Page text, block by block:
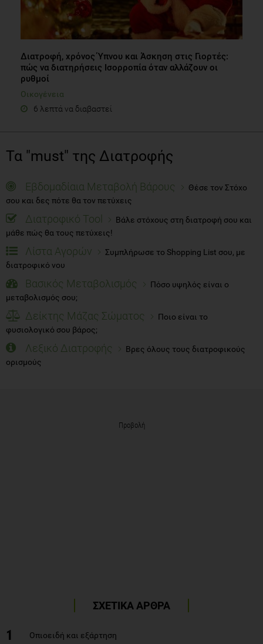
Διατροφή, χρόνος Ύπνου και Άσκηση στις Γιορτές:
πώς να διατηρήσεις Ισορροπία όταν αλλάζουν οι
ρυθμοί
Οικογένεια
6 λεπτά να διαβαστεί
Τα "must" της Διατροφής
Εβδομαδίαια Μεταβολή Βάρους
Θέσε τον Στόχο
σου και δες πότε θα τον πετύχεις
Διατροφικό Tool
Βάλε στόχους στη διατροφή σου και
μάθε πώς θα τους πετύχεις!
Λίστα Αγορών
Συμπλήρωσε το Shopping List σου, με
διατροφικό νου
Βασικός Μεταβολισμός
Πόσο υψηλός είναι ο
μεταβολισμός σου;
Δείκτης Μάζας Σώματος
Ποιο είναι το
φυσιολογικό σου βάρος;
Λεξικό Διατροφής
Βρες όλους τους διατροφικούς
ορισμούς
Προβολή
ΣΧΕΤΙΚΑ ΑΡΘΡΑ
1 Οπιοειδή και εξάρτηση